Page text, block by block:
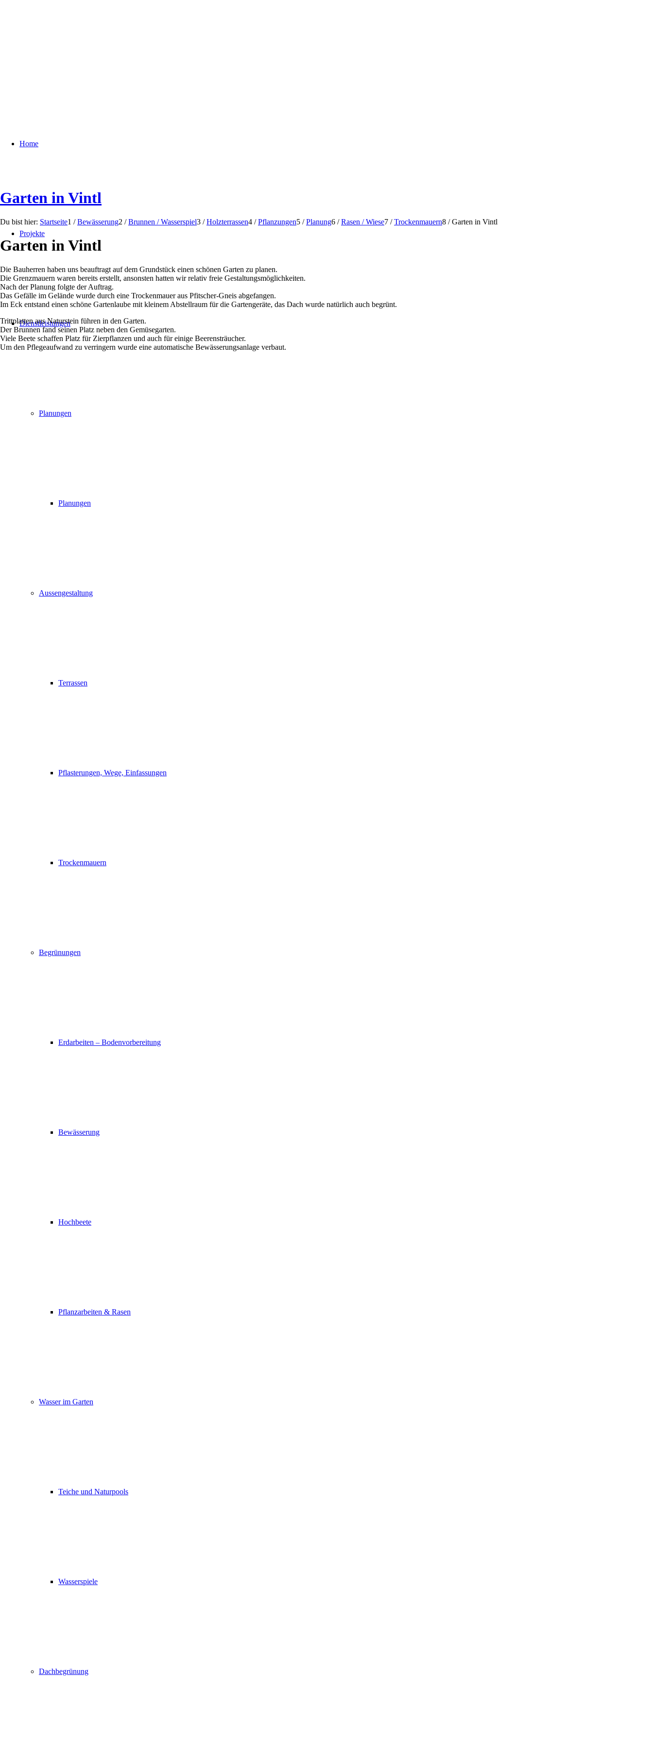
Home
Projekte
Dienstleistungen
Planungen
Planungen
Aussengestaltung
Terrassen
Pflasterungen, Wege, Einfassungen
Trockenmauern
Begrünungen
Erdarbeiten – Bodenvorbereitung
Bewässerung
Hochbeete
Pflanzarbeiten & Rasen
Wasser im Garten
Teiche und Naturpools
Wasserspiele
Dachbegrünung
Garten in Vintl
Du bist hier: Startseite1 / Bewässerung2 / Brunnen / Wasserspiel3 / Holzterrassen4 / Pflanzungen5 / Planung6 / Rasen / Wiese7 / Trockenmauern8 / Garten in Vintl
Garten in Vintl
Die Bauherren haben uns beauftragt auf dem Grundstück einen schönen Garten zu planen.
Die Grenzmauern waren bereits erstellt, ansonsten hatten wir relativ freie Gestaltungsmöglichkeiten.
Nach der Planung folgte der Auftrag.
Das Gefälle im Gelände wurde durch eine Trockenmauer aus Pfitscher-Gneis abgefangen.
Im Eck entstand einen schöne Gartenlaube mit kleinem Abstellraum für die Gartengeräte, das Dach wurde natürlich auch begrünt.
Trittplatten aus Naturstein führen in den Garten.
Der Brunnen fand seinen Platz neben den Gemüsegarten.
Viele Beete schaffen Platz für Zierpflanzen und auch für einige Beerensträucher.
Um den Pflegeaufwand zu verringern wurde eine automatische Bewässerungsanlage verbaut.